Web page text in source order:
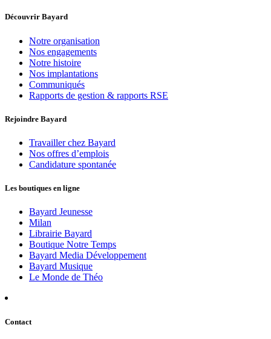
Découvrir Bayard
Notre organisation
Nos engagements
Notre histoire
Nos implantations
Communiqués
Rapports de gestion & rapports RSE
Rejoindre Bayard
Travailler chez Bayard
Nos offres d’emplois
Candidature spontanée
Les boutiques en ligne
Bayard Jeunesse
Milan
Librairie Bayard
Boutique Notre Temps
Bayard Media Développement
Bayard Musique
Le Monde de Théo
Contact